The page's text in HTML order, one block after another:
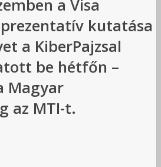
a Visa
kutatása
a KiberPajzsal
be hétfőn –
Magyar
az MTI-t.